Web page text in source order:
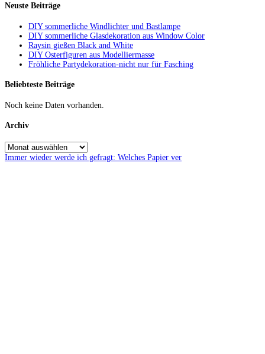
Neuste Beiträge
DIY sommerliche Windlichter und Bastlampe
DIY sommerliche Glasdekoration aus Window Color
Raysin gießen Black and White
DIY Osterfiguren aus Modelliermasse
Fröhliche Partydekoration-nicht nur für Fasching
Beliebteste Beiträge
Noch keine Daten vorhanden.
Archiv
Immer wieder werde ich gefragt: Welches Papier ver